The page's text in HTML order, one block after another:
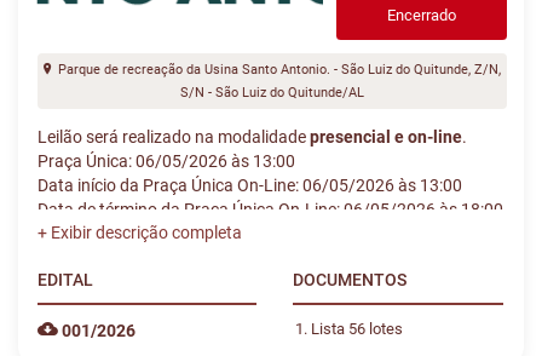
Encerrado
Parque de recreação da Usina Santo Antonio. - São Luiz do Quitunde, Z/N,
S/N - São Luiz do Quitunde/AL
Leilão será realizado na modalidadepresencial e on-line.
Praça Única: 06/05/2026 às 13:00
Data início da Praça Única On-Line: 06/05/2026 às 13:00
Data de término da Praça Única On-Line: 06/05/2026 às 18:00
EDITAL
001/2026
DOCUMENTOS
Lista 56 lotes